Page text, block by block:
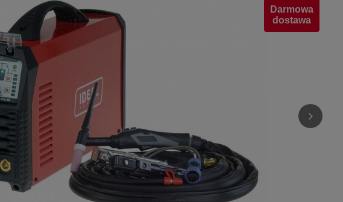
Darmowa
dostawa